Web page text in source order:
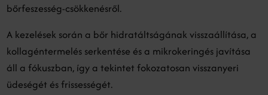
bőrfeszesség-csökkenésről.
A kezelések során a bőr hidratáltságának visszaállítása, a
kollagéntermelés serkentése és a mikrokeringés javítása
áll a fókuszban, így a tekintet fokozatosan visszanyeri
üdeségét és frissességét.